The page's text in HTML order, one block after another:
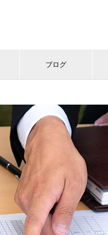
ブログ